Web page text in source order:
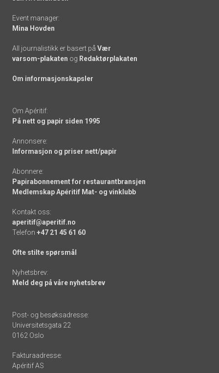
Event manager:
Mina Hovden
All journalistikk er basert på Vær
varsom-plakaten og Redaktørplakaten
Om informasjonskapsler
Om Apéritif:
På nett og papir siden 1995
Annonsere:
Informasjon og priser nett/papir
Abonnere:
Papirabonnement for restaurantbransjen
Medlemskap Apéritif Mat- og vinklubb
Kontakt oss:
aperitif@aperitif.no
Telefon +47 21 45 61 60
Ofte stilte spørsmål
Nyhetsbrev:
Meld deg på våre nyhetsbrev
Post- og besøksadresse:
Universitetsgata 22
0162 Oslo
Fakturaadresse:
Apéritif AS